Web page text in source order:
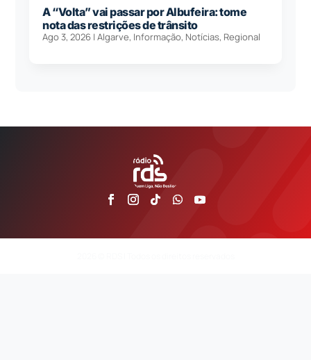
A “Volta” vai passar por Albufeira: tome
nota das restrições de trânsito
Ago 3, 2026 |Algarve, Informação, Notícias, Regional